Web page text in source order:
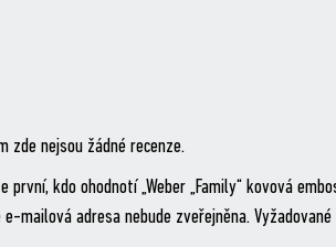
zde nejsou žádné recenze.
první, kdo ohodnotí „Weber „Family“ kovová
e-mailová adresa nebude zveřejněna.